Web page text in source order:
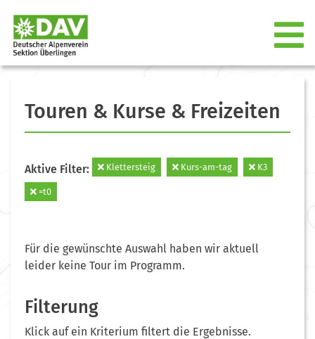
Touren & Kurse & Freizeiten
Aktive Filter: Klettersteig Kurs-am-tag K3
=t0
Für die gewünschte Auswahl haben wir aktuell
leider keine Tour im Programm.
Filterung
Klick auf ein Kriterium filtert die Ergebnisse.